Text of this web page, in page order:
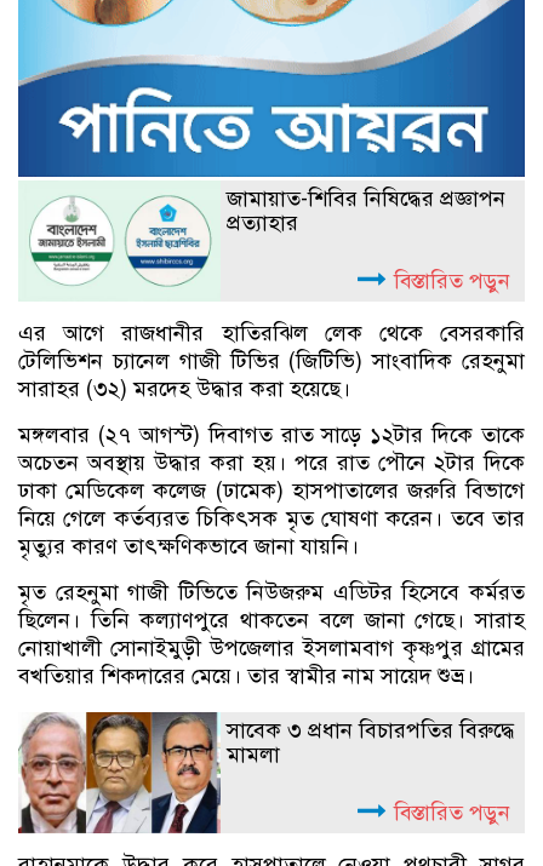
জামায়াত-শিবির নিষিদ্ধের প্রজ্ঞাপন
প্রত্যাহার
বিস্তারিত পড়ুন
এর আগে রাজধানীর হাতিরঝিল লেক থেকে বেসরকারি
টেলিভিশন চ্যানেল গাজী টিভির (জিটিভি) সাংবাদিক রেহনুমা
সারাহর (৩২) মরদেহ উদ্ধার করা হয়েছে।
মঙ্গলবার (২৭ আগস্ট) দিবাগত রাত সাড়ে ১২টার দিকে তাকে
অচেতন অবস্থায় উদ্ধার করা হয়। পরে রাত পৌনে ২টার দিকে
ঢাকা মেডিকেল কলেজ (ঢামেক) হাসপাতালের জরুরি বিভাগে
নিয়ে গেলে কর্তব্যরত চিকিৎসক মৃত ঘোষণা করেন। তবে তার
মৃত্যুর কারণ তাৎক্ষণিকভাবে জানা যায়নি।
মৃত রেহনুমা গাজী টিভিতে নিউজরুম এডিটর হিসেবে কর্মরত
ছিলেন। তিনি কল্যাণপুরে থাকতেন বলে জানা গেছে। সারাহ
নোয়াখালী সোনাইমুড়ী উপজেলার ইসলামবাগ কৃষ্ণপুর গ্রামের
বখতিয়ার শিকদারের মেয়ে। তার স্বামীর নাম সায়েদ শুভ্র।
সাবেক ৩ প্রধান বিচারপতির বিরুদ্ধে
মামলা
বিস্তারিত পড়ুন